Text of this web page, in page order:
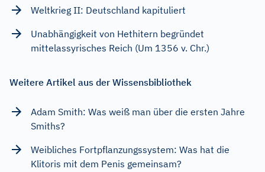
Weltkrieg II: Deutschland kapituliert
Unabhängigkeit von Hethitern begründet
mittelassyrisches Reich (Um 1356 v. Chr.)
Weitere Artikel aus der Wissensbibliothek
Adam Smith: Was weiß man über die ersten Jahre
Smiths?
Weibliches Fortpflanzungssystem: Was hat die
Klitoris mit dem Penis gemeinsam?